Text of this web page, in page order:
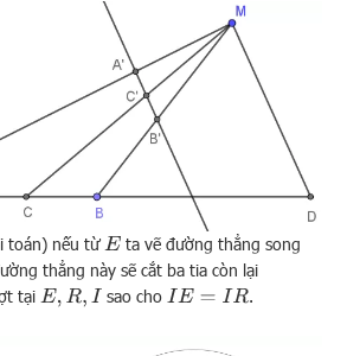
toán) nếu từE ta vẽ đường thẳng song
thẳng này sẽ cắt ba tia còn lại
tại E,R ,I sao cho IE= IR .